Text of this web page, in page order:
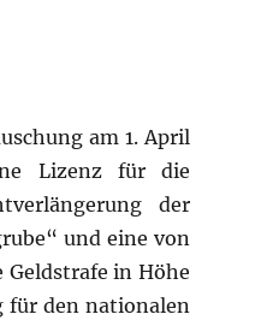
am 1. April
Lizenz für die
der
und eine von
in Höhe
für den nationalen